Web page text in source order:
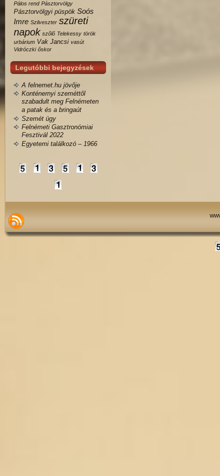
Pálos rend Pásztorvölgy
Pásztorvölgyi püspök Soós
Imre Szilveszter szüreti
napok szőlő Telekessy török
urbárium Vak Jancsi vasút
Vidróczki őskor
Legutóbbi bejegyzések
A felnemet.hu jövője
Konténernyi szeméttől
szabadult meg Felnémeten
a patak és a bringaút
Szemét ügy
Felnémeti Gasztronómiai
Fesztivál 2022
Egyetemi találkozó – 1966